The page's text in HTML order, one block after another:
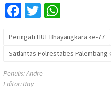
Facebook
Twitter
Peringati HUT Bhayangkara ke-77
Satlantas Polrestabes Palembang
Penulis: Andre
Editor: Ray